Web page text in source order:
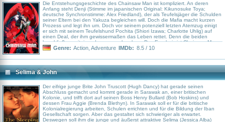
Die Entstehungsgeschichte des Chainsaw Man ist kompliziert. An deren
Anfang steht Denji (Stimme im japanischen Original: Kikunosuke Toya;
deutsche Synchronstimme: Alex Friedland), der als Teufelsjäger die Schulden
seiner Eltern bei den Yakuza begleichen will. Doch die Mafia macht kurzen
Prozess und legt ihn um. Doch vor seinem potenziell letzten Atemzug einigt
er sich mit seinem Teufelshund Pochita (Shiori Izawa; Charlotte Uhlig) auf
einen Deal, der ihm gewissermaßen das Leben rettet. Denn die beiden
beschließen, miteinander zu verschmelzen. Das Ergebnis ist Chainsaw Man,
dessen Welt nun plötzlich von dem aufgetauchten Mädchen Reze (Reina
Genre: Action Adventure IMDb: 8.5 / 10
Selima & John
Der eifrige junge Brite John Truscott (Hugh Dancy) hat gerade seinen
Abschluss gemacht und kommt gerade in Sarawak an, einer britischen
Kolonie, und trifft dort auf seinen Boss Henry Bullard (Bob Hoskins) und
dessen Frau Aggie (Brenda Blethyn). In Sarawak soll er für die britische
Kolonialregierung arbeiten, Schulen errichten und für die Bildung der Iban
Gesellschaft sorgen. Aber das gestaltet sich schwieriger als erwartet.
Deswegen soll ihm die junge und äußerst attraktive Selima (Jessica Alba)